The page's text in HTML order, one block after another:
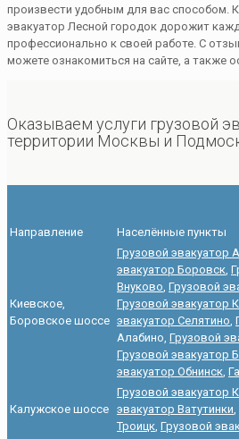
произвести удобным для вас способом.
эвакуатор Лесной городок дорожит
профессионально к своей работе. С
можете ознакомиться на сайте, а также
Оказываем услуги грузовой
территории Москвы и
Направление Населённые пункты
Киевское,
Боровское шоссе
Грузовой эвакуатор
эвакуатор Боровск,
Внуково, Грузовой
Грузовой эвакуатор
эвакуатор Селятино,
Алабино, Грузовой
Грузовой эвакуатор
эвакуатор Обнинск,
Калужское шоссе
Грузовой эвакуатор
эвакуатор Ватутинки,
Троицк, Грузовой